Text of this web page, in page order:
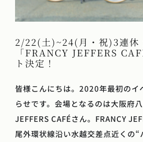
2/22(土)~24(月・祝)3連休
「FRANCY JEFFERS
ト決定！
皆様こんにちは。2020年最初のイ
らせです。会場となるのは大阪府
JEFFERS CAFÉさん。FRANCY
尾外環状線沿い水越交差点近くの“